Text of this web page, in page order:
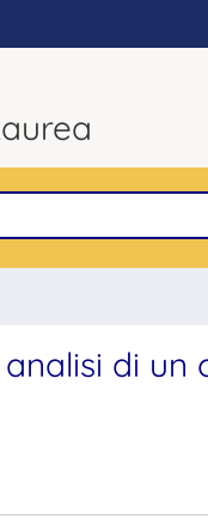
di un